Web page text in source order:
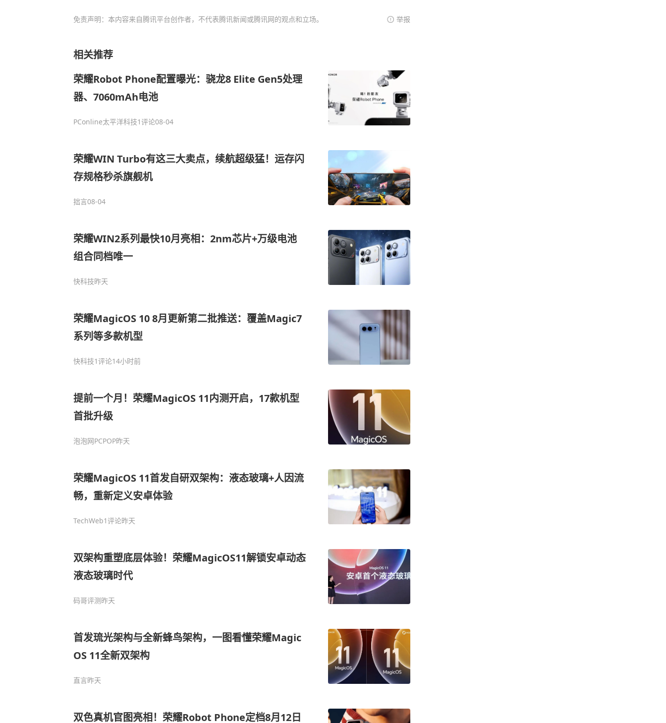
免责声明：本内容来自腾讯平台创作者，不代表腾讯新闻或腾讯网的观点和立场。 举报
相关推荐
荣耀Robot Phone配置曝光：骁龙8 Elite Gen5处理
器、7060mAh电池
PConline太平洋科技1评论08-04
荣耀WIN Turbo有这三大卖点，续航超级猛！运存闪
存规格秒杀旗舰机
拙言08-04
荣耀WIN2系列最快10月亮相：2nm芯片+万级电池
组合同档唯一
快科技昨天
荣耀MagicOS 10 8月更新第二批推送：覆盖Magic7
系列等多款机型
快科技1评论14小时前
提前一个月！荣耀MagicOS 11内测开启，17款机型
首批升级
泡泡网PCPOP昨天
荣耀MagicOS 11首发自研双架构：液态玻璃+人因流
畅，重新定义安卓体验
TechWeb1评论昨天
双架构重塑底层体验！荣耀MagicOS11解锁安卓动态
液态玻璃时代
码哥评测昨天
首发琉光架构与全新蜂鸟架构，一图看懂荣耀Magic
OS 11全新双架构
直言昨天
双色真机官图亮相！荣耀Robot Phone定档8月12日